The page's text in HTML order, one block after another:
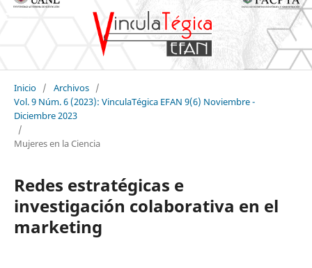
Inicio / Archivos /
Vol. 9 Núm. 6 (2023): VinculaTégica EFAN 9(6) Noviembre -
Diciembre 2023
/
Mujeres en la Ciencia
Redes estratégicas e
investigación colaborativa en el
marketing